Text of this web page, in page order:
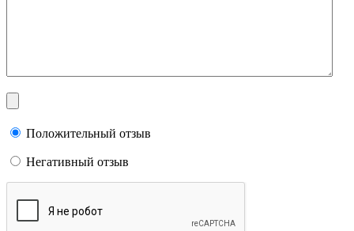
Положительный отзыв
Негативный отзыв